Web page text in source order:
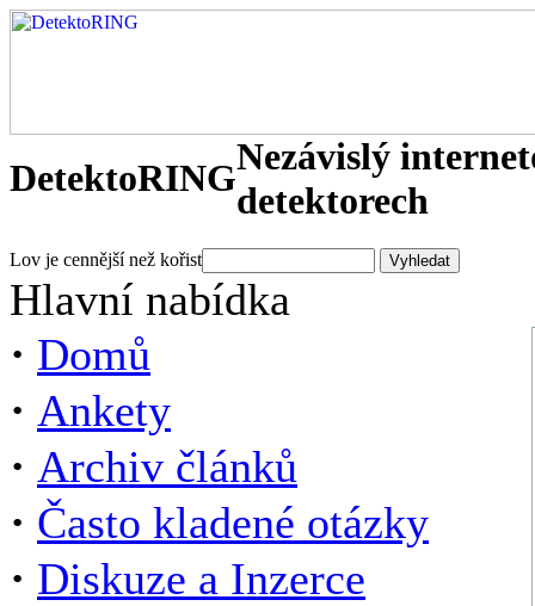
DetektoRINGNezávislý
detektorech
Lov je cennější než kořist
Hlavní nabídka
· Domů
· Ankety
· Archiv článků
· Často kladené otázky
· Diskuze a Inzerce